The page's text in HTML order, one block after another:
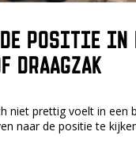
DE POSITIE IN
DRAAGZAK
niet prettig voelt in een
naar de positie te